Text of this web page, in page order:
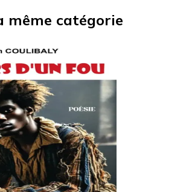
même catégorie